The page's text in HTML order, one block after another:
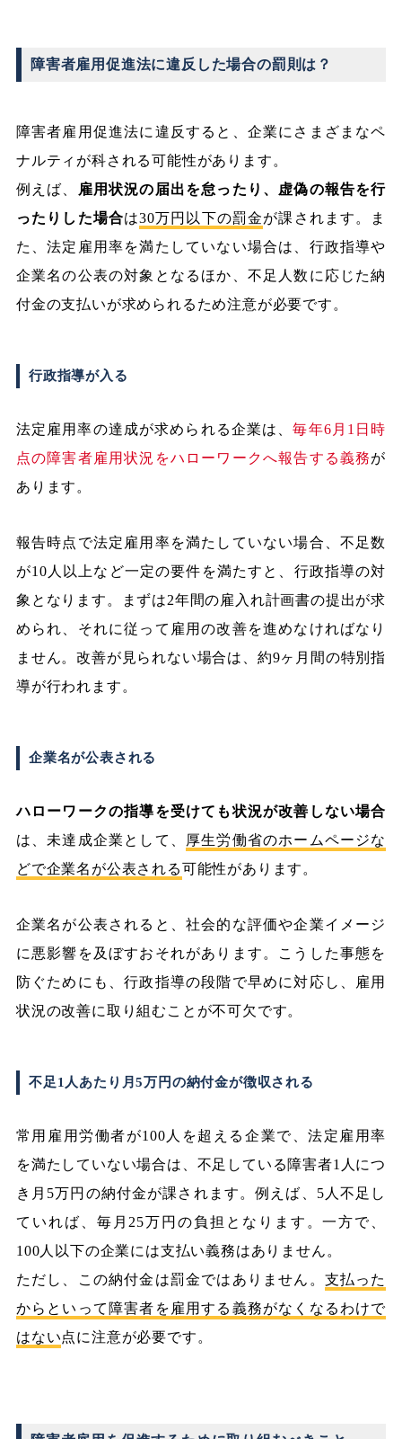
障害者雇用促進法に違反した場合の罰則は？
障害者雇用促進法に違反すると、企業にさまざまなペ
ナルティが科される可能性があります。
例えば、
雇用状況の届出を怠ったり、虚偽の報告を行
ったりした場合は30万円以下の罰金が課されます。ま
た、法定雇用率を満たしていない場合は、行政指導や
企業名の公表の対象となるほか、不足人数に応じた納
付金の支払いが求められるため注意が必要です。
行政指導が入る
法定雇用率の達成が求められる企業は、毎年6月1日時
点の障害者雇用状況をハローワークへ報告する義務が
あります。
報告時点で法定雇用率を満たしていない場合、不足数
が10人以上など一定の要件を満たすと、行政指導の対
象となります。まずは2年間の雇入れ計画書の提出が求
められ、それに従って雇用の改善を進めなければなり
ません。改善が見られない場合は、約9ヶ月間の特別指
導が行われます。
企業名が公表される
ハローワークの指導を受けても状況が改善しない場合
は、未達成企業として、
厚生労働省のホームページな
どで企業名が公表される可能性があります。
企業名が公表されると、社会的な評価や企業イメージ
に悪影響を及ぼすおそれがあります。こうした事態を
防ぐためにも、行政指導の段階で早めに対応し、雇用
状況の改善に取り組むことが不可欠です。
不足1人あたり月5万円の納付金が徴収される
常用雇用労働者が100人を超える企業で、法定雇用率
を満たしていない場合は、不足している障害者1人につ
き月5万円の納付金が課されます。例えば、5人不足し
ていれば、毎月25万円の負担となります。一方で、
100人以下の企業には支払い義務はありません。
ただし、この納付金は罰金ではありません。 支払った
からといって障害者を雇用する義務がなくなるわけで
はない点に注意が必要です。